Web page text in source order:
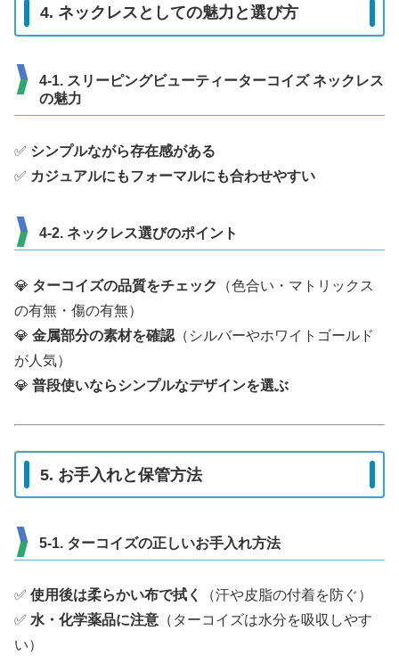
4. ネックレスとしての魅力と選び方
4-1. スリーピングビューティーターコイズ ネックレス
の魅力
✅ シンプルながら存在感がある
✅ カジュアルにもフォーマルにも合わせやすい
4-2. ネックレス選びのポイント
💎 ターコイズの品質をチェック
（色合い・マトリックス
の有無・傷の有無）
💎 金属部分の素材を確認 （シルバーやホワイトゴールド
が人気）
💎 普段使いならシンプルなデザインを選ぶ
5. お手入れと保管方法
5-1. ターコイズの正しいお手入れ方法
✅ 使用後は柔らかい布で拭く
（汗や皮脂の付着を防ぐ）
✅ 水・化学薬品に注意 （ターコイズは水分を吸収しやす
い）